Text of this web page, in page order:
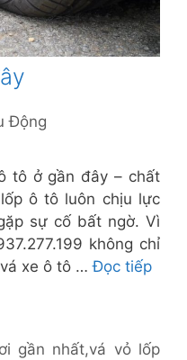
Động
tô ở gần đây – chất
ô tô luôn chịu lực
sự cố bất ngờ. Vì
không chỉ
vá xe ô tô …Đọc tiếp
gần nhất,vá vỏ lốp